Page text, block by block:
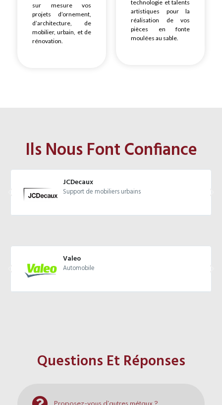
sur mesure vos
projets d’ornement,
d’architecture, de
mobilier, urbain, et de
rénovation.
technologie et talents
artistiques pour la
réalisation de vos
pièces en fonte
moulées au sable.
Ils Nous Font Confiance
JCDecaux
Support de mobiliers urbains
Valeo
Automobile
Questions Et Réponses